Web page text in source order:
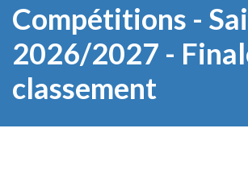
Compétitions -
2026/2027 -
classement